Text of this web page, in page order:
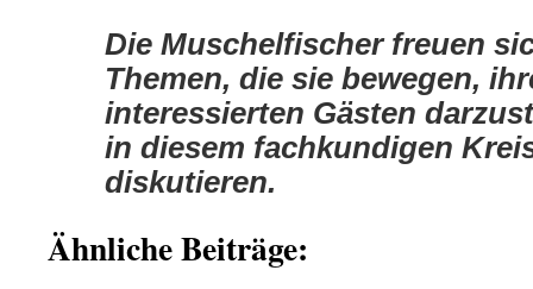
Die Muschelfischer freuen
Themen, die sie bewegen,
interessierten Gästen
in diesem fachkundigen
diskutieren.
Ähnliche Beiträge: